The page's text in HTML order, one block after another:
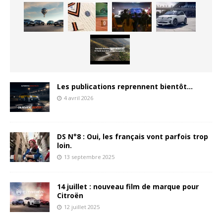
Les publications reprennent bientôt…
4 avril 2026
DS N°8 : Oui, les français vont parfois trop
loin.
13 septembre 2025
14 juillet : nouveau film de marque pour
Citroën
12 juillet 2025